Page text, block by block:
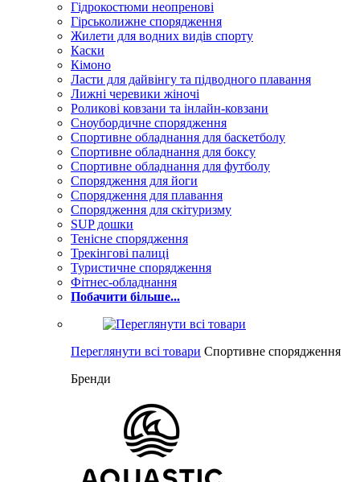
Гідрокостюми неопренові
Гірськолижне спорядження
Жилети для водних видів спорту
Каски
Кімоно
Ласти для дайвінгу та підводного плавання
Лижні черевики жіночі
Роликові ковзани та інлайн-ковзани
Сноубордичне спорядження
Спортивне обладнання для баскетболу
Спортивне обладнання для боксу
Спортивне обладнання для футболу
Спорядження для йоги
Спорядження для плавання
Спорядження для скітуризму
SUP дошки
Тенісне спорядження
Трекінгові палиці
Туристичне спорядження
Фітнес-обладнання
Побачити більше...
Переглянути всі товари Спортивне спорядження
Бренди